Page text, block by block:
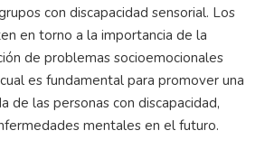
con discapacidad sensorial. Los
en torno a la importancia de la
de problemas socioemocionales
es fundamental para promover una
de las personas con discapacidad,
mentales en el futuro.